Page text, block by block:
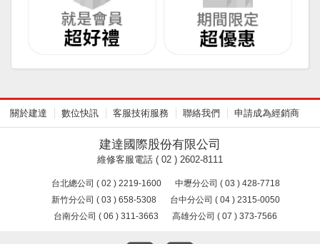
關於建達 數位快訊 客服技術服務 聯絡我們 申請成為經銷商
建達國際股份有限公司
維修客服電話 ( 02 ) 2602-8111
台北總公司 ( 02 ) 2219-1600
中壢分公司 ( 03 ) 428-7718
新竹分公司 ( 03 ) 658-5308
台中分公司 ( 04 ) 2315-0050
台南分公司 ( 06 ) 311-3663
高雄分公司 ( 07 ) 373-7566